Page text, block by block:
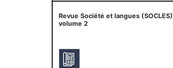
Revue Société et langues (SOCLES)
volume 2